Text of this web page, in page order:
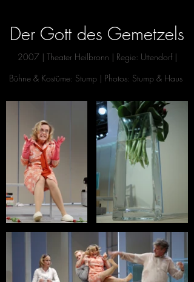
Der Gott des Gemetzels
2007 | Theater Heilbronn | Regie: Uttendorf |
Bühne & Kostüme: Stump | Photos: Stump & Haus